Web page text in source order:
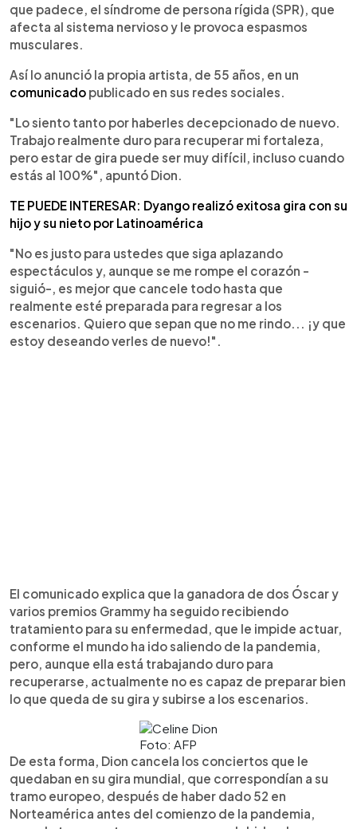
que padece, el síndrome de persona rígida (SPR), que
afecta al sistema nervioso y le provoca espasmos
musculares.
Así lo anunció la propia artista, de 55 años, en un
comunicado publicado en sus redes sociales.
"Lo siento tanto por haberles decepcionado de nuevo.
Trabajo realmente duro para recuperar mi fortaleza,
pero estar de gira puede ser muy difícil, incluso cuando
estás al 100%", apuntó Dion.
TE PUEDE INTERESAR: Dyango realizó exitosa gira con su
hijo y su nieto por Latinoamérica
"No es justo para ustedes que siga aplazando
espectáculos y, aunque se me rompe el corazón -
siguió-, es mejor que cancele todo hasta que
realmente esté preparada para regresar a los
escenarios. Quiero que sepan que no me rindo... ¡y que
estoy deseando verles de nuevo!".
El comunicado explica que la ganadora de dos Óscar y
varios premios Grammy ha seguido recibiendo
tratamiento para su enfermedad, que le impide actuar,
conforme el mundo ha ido saliendo de la pandemia,
pero, aunque ella está trabajando duro para
recuperarse, actualmente no es capaz de preparar bien
lo que queda de su gira y subirse a los escenarios.
Foto: AFP
De esta forma, Dion cancela los conciertos que le
quedaban en su gira mundial, que correspondían a su
tramo europeo, después de haber dado 52 en
Norteamérica antes del comienzo de la pandemia,